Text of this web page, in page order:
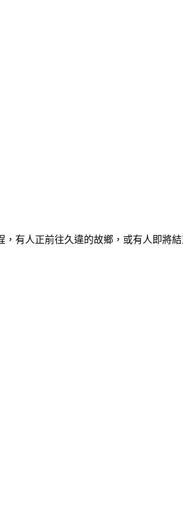
有人正前往久違的故鄉，或有人即將